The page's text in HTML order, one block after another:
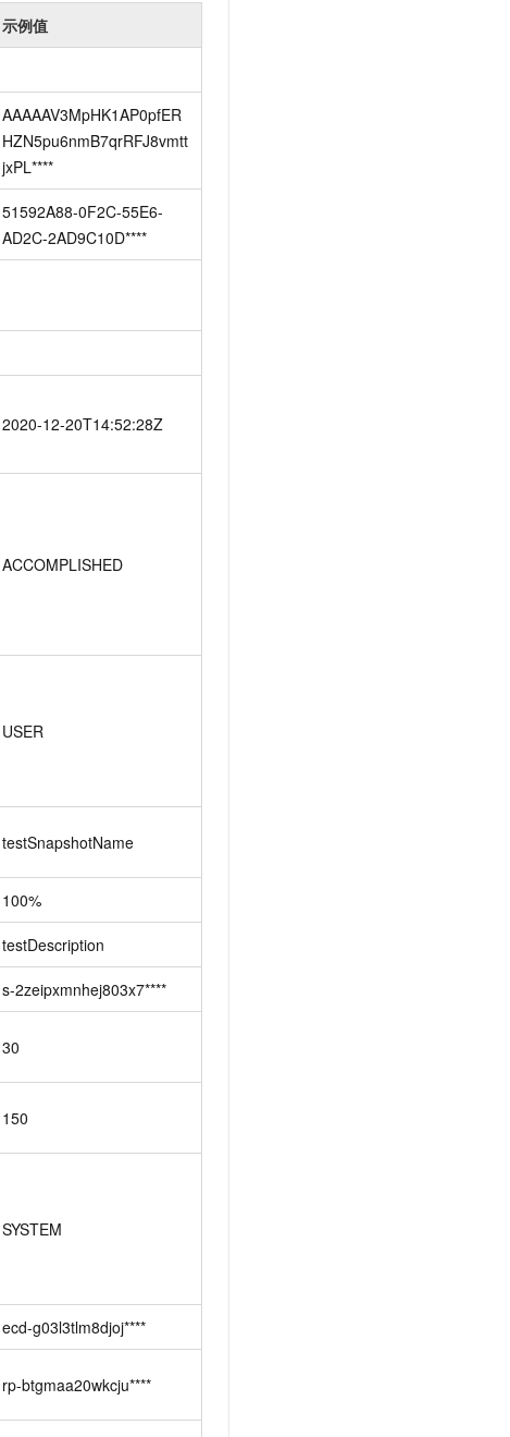
示例值
AAAAAV3MpHK1AP0pfER
HZN5pu6nmB7qrRFJ8vmtt
jxPL****
51592A88-0F2C-55E6-
AD2C-2AD9C10D****
2020-12-20T14:52:28Z
ACCOMPLISHED
USER
testSnapshotName
100%
testDescription
s-2zeipxmnhej803x7****
30
150
SYSTEM
ecd-g03l3tlm8djoj****
rp-btgmaa20wkcju****